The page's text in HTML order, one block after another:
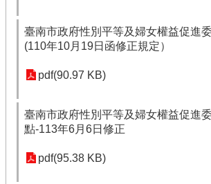
臺南市政府性別平等及婦女權益促進
(110年10月19日函修正規定）
pdf(90.97 KB)
臺南市政府性別平等及婦女權益促進
點-113年6月6日修正
pdf(95.38 KB)